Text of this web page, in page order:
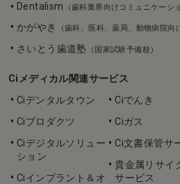
Dentalism
（歯科業界向けコミュニケーシ
かがやき （歯科、医科、薬局、動物病院向
さいとう歯道塾 （国家試験予備校）
Ciメディカル関連サービス
Ciデンタルタウン
Ciプロダクツ
Ciデジタルソリュー
ション
Ciインプラント＆オ
Ciでんき
Ciガス
Ci文書保管サ
貴金属リサイ
サービス